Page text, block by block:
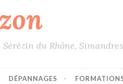
du Rhône,
DÉPANNAGES